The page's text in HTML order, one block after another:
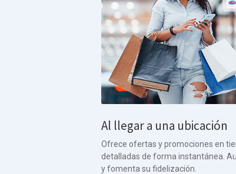
Al llegar a una ubicación
Ofrece ofertas y promociones en
detalladas de forma instantánea.
y fomenta su fidelización.